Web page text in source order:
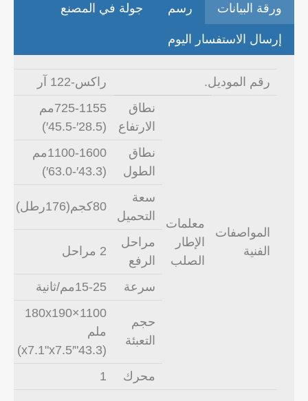
ورقة البيانات رسم جولة في المصنع
إرسال الاستفسار اليوم
رقم الموديل. راكس-122 آر
المواصفات
الفنية
معلمات
الإطار
الصلب
نطاق
الارتفاع
725-1155مم
(28.5′-45.5′)
نطاق
الطول
1100-1600مم
(43.3′-63.0′)
سعة
التحميل
80كجم(176رطل)
مراحل
الرفع
2 مراحل
سرعة 15-25مم/ثانية
حجم
التعبئة
1100×180x190
ملم
(43.3"x7.1"x7.5′)
محرك
1